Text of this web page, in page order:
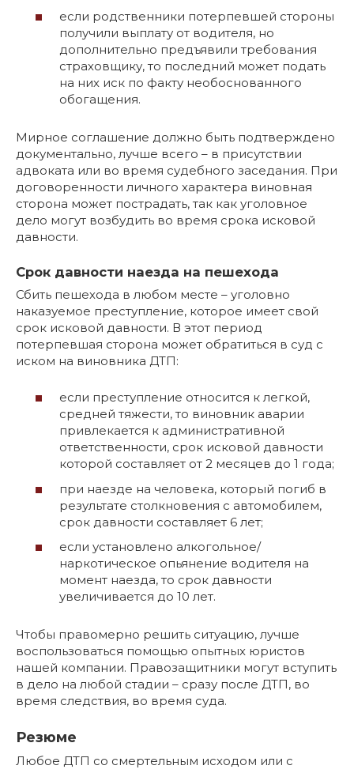
если родственники потерпевшей стороны
получили выплату от водителя, но
дополнительно предъявили требования
страховщику, то последний может подать
на них иск по факту необоснованного
обогащения.
Мирное соглашение должно быть подтверждено
документально, лучше всего – в присутствии
адвоката или во время судебного заседания. При
договоренности личного характера виновная
сторона может пострадать, так как уголовное
дело могут возбудить во время срока исковой
давности.
Срок давности наезда на пешехода
Сбить пешехода в любом месте – уголовно
наказуемое преступление, которое имеет свой
срок исковой давности. В этот период
потерпевшая сторона может обратиться в суд с
иском на виновника ДТП:
если преступление относится к легкой,
средней тяжести, то виновник аварии
привлекается к административной
ответственности, срок исковой давности
которой составляет от 2 месяцев до 1 года;
при наезде на человека, который погиб в
результате столкновения с автомобилем,
срок давности составляет 6 лет;
если установлено алкогольное/
наркотическое опьянение водителя на
момент наезда, то срок давности
увеличивается до 10 лет.
Чтобы правомерно решить ситуацию, лучше
воспользоваться помощью опытных юристов
нашей компании. Правозащитники могут вступить
в дело на любой стадии – сразу после ДТП, во
время следствия, во время суда.
Резюме
Любое ДТП со смертельным исходом или с